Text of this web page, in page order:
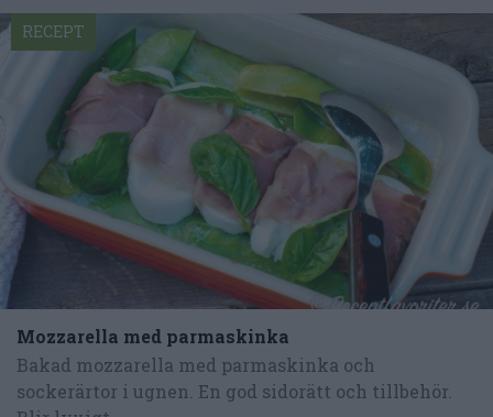
Mozzarella med parmaskinka
Bakad mozzarella med parmaskinka och
sockerärtor i ugnen. En god sidorätt och tillbehör.
RECEPT